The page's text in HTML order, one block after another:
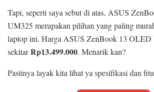
Tapi, seperti saya sebut di atas, ASUS
UM325 merupakan pilihan yang paling
laptop ini. Harga ASUS ZenBook 13
sekitarRp13.499.000. Menarik kan?
Pastinya layak kita lihat ya spesifikasi dan